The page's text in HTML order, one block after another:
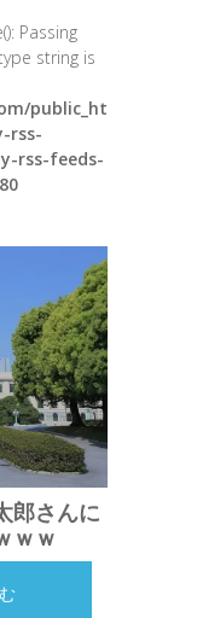
Passing
string is
public_ht
rss-
rss-feeds-
郎さんに
ｗｗ